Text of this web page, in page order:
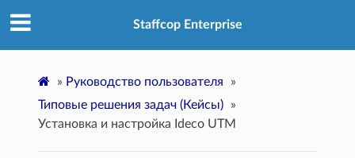
Staffcop Enterprise
» Руководство пользователя
»
Типовые решения задач (Кейсы)
»
Установка и настройка Ideco UTM